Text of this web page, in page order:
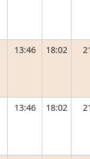
13:46 18:02
13:46 18:02